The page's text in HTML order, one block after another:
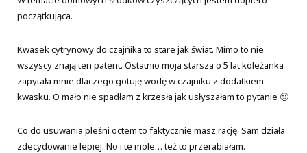
początkująca.
Kwasek cytrynowy do czajnika to stare jak świat. Mimo to nie
wszyscy znają ten patent. Ostatnio moja starsza o 5 lat koleżanka
zapytała mnie dlaczego gotuję wodę w czajniku z dodatkiem
kwasku. O mało nie spadłam z krzesła jak usłyszałam to pytanie 🙂
Co do usuwania pleśni octem to faktycznie masz rację. Sam działa
zdecydowanie lepiej. No i te mole… też to przerabiałam.